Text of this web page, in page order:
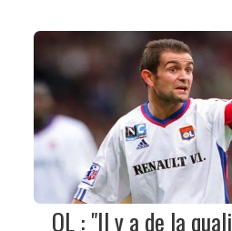
OL : "Il y a de la